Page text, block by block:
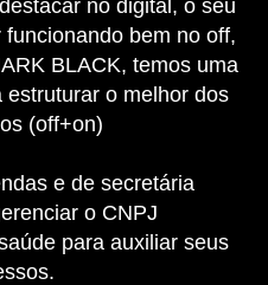
no digital, o seu
bem no off,
BLACK, temos uma
o melhor dos
(off+on)
e de secretária
o CNPJ
para auxiliar seus